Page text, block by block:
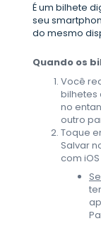
É um bilhete
seu
do mesmo
Quando os
Você
bilhetes
no
outro
Toque
Salvar
com